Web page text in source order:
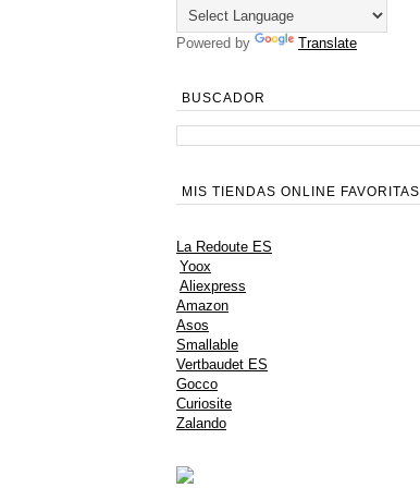
Powered by Translate
BUSCADOR
MIS TIENDAS ONLINE FAVORITAS
La Redoute ES
Yoox
Aliexpress
Amazon
Asos
Smallable
Vertbaudet ES
Gocco
Curiosite
Zalando